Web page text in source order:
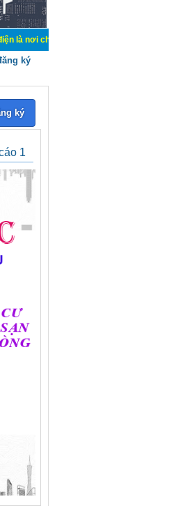
sẽ kiến thức kinh nghiệm trong lãnh
ký
ký
1